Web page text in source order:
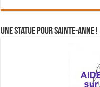
Une statue pour Sainte-Anne !